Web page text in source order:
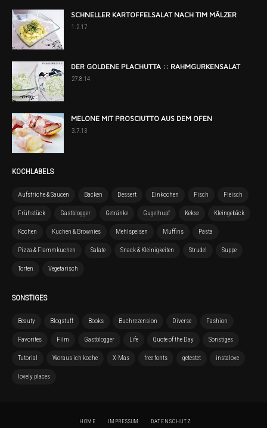
SCHNELLER KARTOFFELSALAT NACH TIM MÄLZER
1.2.17
DER GOLDENE PLACHUTTA :: RAHMGURKENSALAT
27.8.14
MELONE MIT PROSCIUTTO AUS DEM OFEN
3.7.13
KOCHLABELS
Aufstriche & Saucen Backen Dessert Einkochen Fisch Fleisch
Frühstück Gastblogger Getränke Gugelhupf Kekse Kleingebäck
Kochen Kuchen & Brownies Mehlspeisen Muffins Pasta
Pizza & Flammkuchen Salate Snack & Kleinigkeiten Strudel Suppe
Torten Vegetarisch
SONSTIGES
Beauty Blogstuff Books Buchrezension Diverse Fashion
Favorites Film Gastblogger Life Quote of the Day Sonstiges
Tutorial Woraus ich koche X-Mas free fonts getestet instalove
lovely places
HOME IMPRESSUM
DATENSCHUTZ